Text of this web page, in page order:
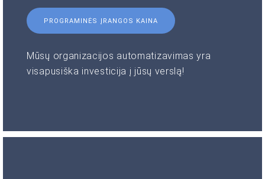
PROGRAMINĖS ĮRANGOS KAINA
Mūsų organizacijos automatizavimas yra
visapusiška investicija į jūsų verslą!